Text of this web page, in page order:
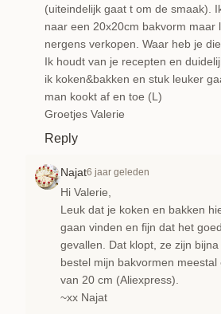
(uiteindelijk gaat t om de smaak).
naar een 20x20cm bakvorm maar
nergens verkopen. Waar heb je
Ik houdt van je recepten en
ik koken&bakken en stuk leuker
man kookt af en toe (L)
Groetjes Valerie
Reply
Najat6 jaar geleden
Hi Valerie,
Leuk dat je koken en bakken
gaan vinden en fijn dat het
gevallen. Dat klopt, ze zijn
bestel mijn bakvormen
van 20 cm (Aliexpress).
~xx Najat